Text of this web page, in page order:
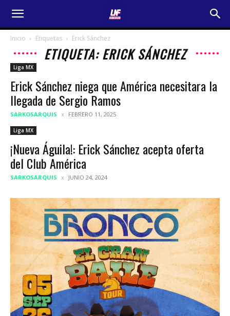
Inicio Etiquetas Erick Sánchez
ETIQUETA: ERICK SÁNCHEZ
Liga MX
Erick Sánchez niega que América necesitara la
llegada de Sergio Ramos
SARKOSARQUIS FEBRERO 11, 2025
Liga MX
¡Nueva Águila!: Erick Sánchez acepta oferta
del Club América
SARKOSARQUIS JUNIO 24, 2024